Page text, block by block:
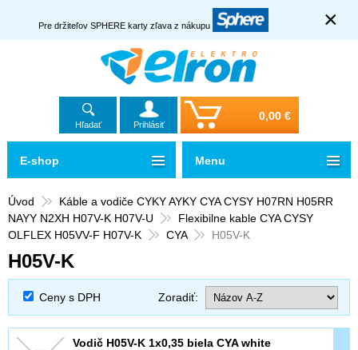
Pre držiteľov SPHERE karty zľava z nákupu ×
Hľadať Prihlásiť
0,00 €
Úvod
Káble a vodiče CYKY AYKY CYA CYSY H07RN H05RR
NAYY N2XH H07V-K H07V-U
Flexibilne kable CYA CYSY
OLFLEX H05VV-F H07V-K
CYA H05V-K
H05V-K
Ceny s DPH Zoradiť:
Vodič H05V-K 1x0,35 biela CYA white
E-shop Menu